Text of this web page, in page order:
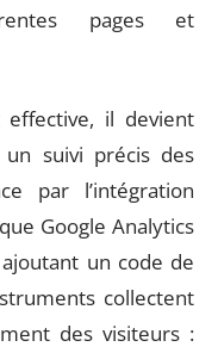
pages et
il devient
suivi précis des
par l’intégration
Google Analytics
un code de
collectent
des visiteurs :